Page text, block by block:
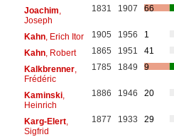
Joachim
Joseph
1831 1907 66
Kahn, Erich Itor 1905 1956
1
Kahn, Robert 1865 1951
41
Kalkbrenner,
Frédéric
1785 1849 9
Kaminski,
Heinrich
1886 1946 20
Karg-Elert,
Sigfrid
1877 1933 29